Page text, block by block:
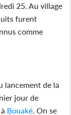
25. Au village
furent
comme
lancement de la
jour de
Bouaké. On se